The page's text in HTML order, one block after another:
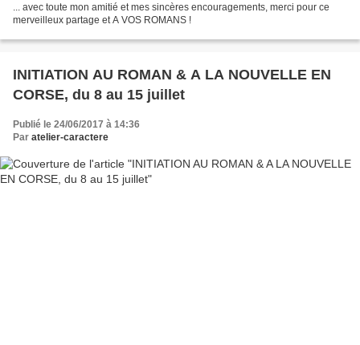
... avec toute mon amitié et mes sincères encouragements, merci pour ce
merveilleux partage et A VOS ROMANS !
INITIATION AU ROMAN & A LA NOUVELLE EN
CORSE, du 8 au 15 juillet
Publié le 24/06/2017 à 14:36
Par atelier-caractere